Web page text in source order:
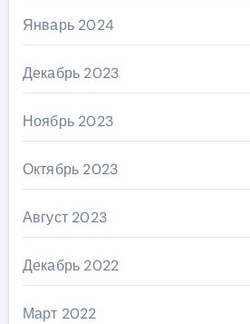
Январь 2024
Декабрь 2023
Ноябрь 2023
Октябрь 2023
Август 2023
Декабрь 2022
Март 2022